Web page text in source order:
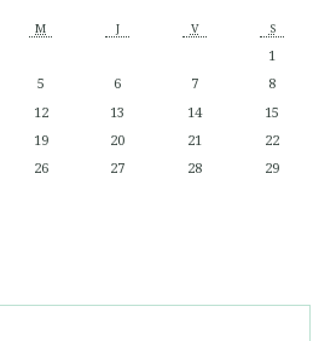
M J V S
1
5 6 7
8
12 13 14
15
19 20 21
22
26 27 28
29